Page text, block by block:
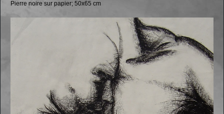
Pierre noire sur papier; 50x65 cm